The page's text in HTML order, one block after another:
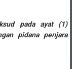
pada ayat (1)
pidana penjara